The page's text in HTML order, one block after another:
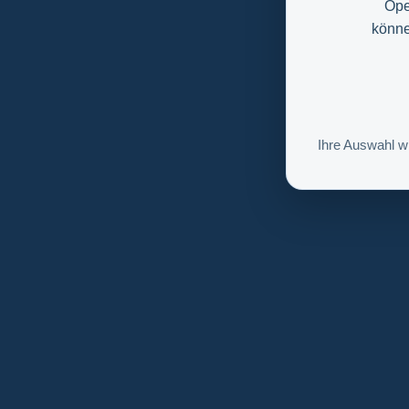
Ihre Auswahl